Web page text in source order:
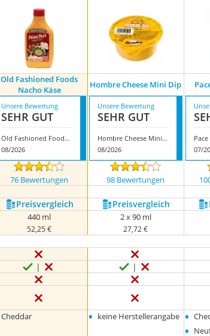
Old Fashioned Foods
Nacho Käse
Hombre Cheese Mini Dip
Unsere Bewertung
SEHR GUT
Old Fashioned Foods Nacho Käse
08/2026
Unsere Bewertung
SEHR GUT
Hombre Cheese Mini Dip
08/2026
07/
76 Bewertungen 98 Bewertungen
Preis­vergleich Preis­vergleich
440 ml
52,25 €
2 x 90 ml
27,72 €
Cheddar • keine Herstellerangabe •
•